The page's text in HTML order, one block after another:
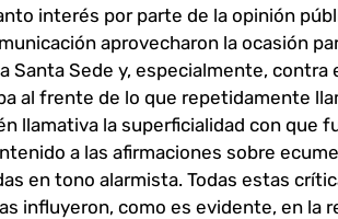
interés por parte de la opinión
aprovecharon la ocasión
Santa Sede y, especialmente, contra
al frente de lo que repetidamente
llamativa la superficialidad con que
a las afirmaciones sobre
en tono alarmista. Todas estas
influyeron, como es evidente, en la